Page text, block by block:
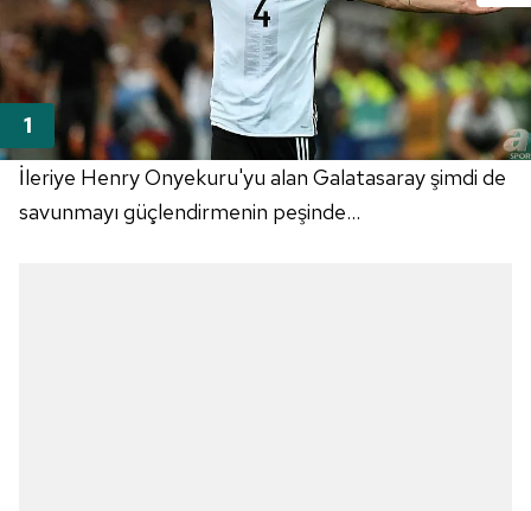
İleriye Henry Onyekuru'yu alan Galatasaray şimdi de
savunmayı güçlendirmenin peşinde...